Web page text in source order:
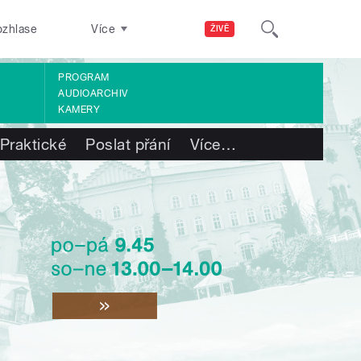
ŽIVĚ
Více
PROGRAM
AUDIOARCHIV
KAMERY
Praktické Poslat přání Více…